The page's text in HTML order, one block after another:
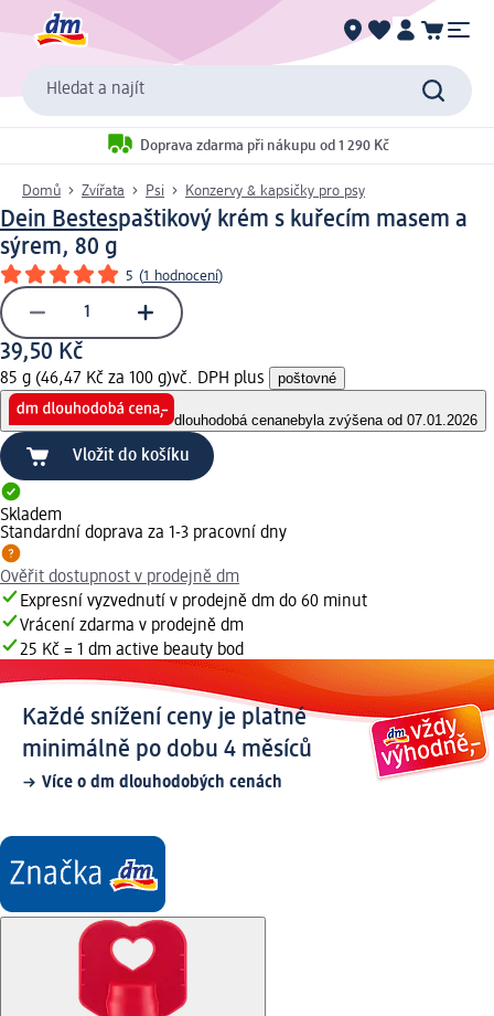
Hledat a najít
Doprava zdarma při nákupu od 1 290 Kč
Domů Zvířata Psi Konzervy & kapsičky pro psy
Dein Bestespaštikový krém s kuřecím masem a
sýrem, 80 g
5 (1 hodnocení)
39,50 Kč
85 g (46,47 Kč za 100 g)vč. DPH plus poštovné
dlouhodobá cenanebyla zvýšena od 07.01.2026
Vložit do košíku
Skladem
Standardní doprava za 1-3 pracovní dny
Ověřit dostupnost v prodejně dm
Expresní vyzvednutí v prodejně dm do 60 minut
Vrácení zdarma v prodejně dm
25 Kč = 1 dm active beauty bod
Každé snížení ceny je platné
minimálně po dobu 4 měsíců
Více o dm dlouhodobých cenách